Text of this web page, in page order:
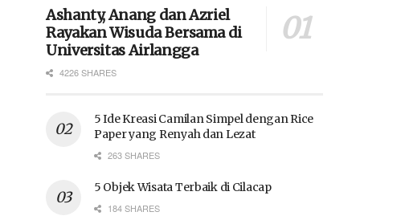
Ashanty, Anang dan Azriel
Rayakan Wisuda Bersama di
Universitas Airlangga
4226 SHARES
5 Ide Kreasi Camilan Simpel dengan Rice
Paper yang Renyah dan Lezat
263 SHARES
5 Objek Wisata Terbaik di Cilacap
184 SHARES